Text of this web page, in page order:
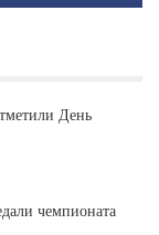
День
чемпионата